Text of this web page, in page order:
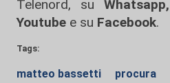
Telenord, su
Whatsapp,
Youtube e su Facebook.
Tags:
matteo bassetti procura